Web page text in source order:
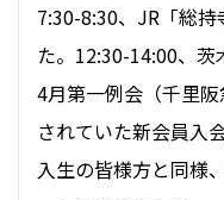
7:30-8:30、JR「総
た。12:30-14:00、
4月第一例会（千里
されていた新会員入
入生の皆様方と同様